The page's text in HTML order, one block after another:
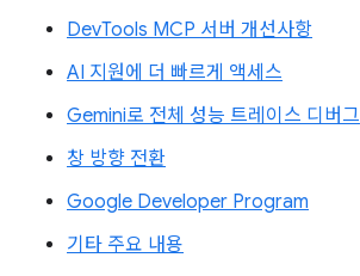
DevTools MCP 서버 개선사항
AI 지원에 더 빠르게 액세스
Gemini로 전체 성능 트레이스 디버그
창 방향 전환
Google Developer Program
기타 주요 내용